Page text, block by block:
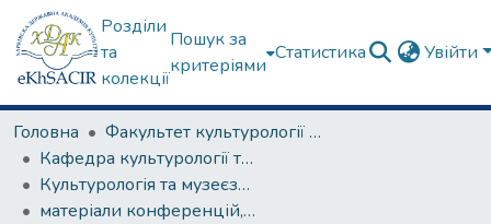
Розділи
та
колекції
Пошук за
критеріями
Статистика Увійти
Головна
Факультет культурології та соціальних комунікацій
Кафедра культурології та музеєзнавства
Культурологія та музеєзнавство
матеріали конференцій, семінарів, круглих столів та ін.